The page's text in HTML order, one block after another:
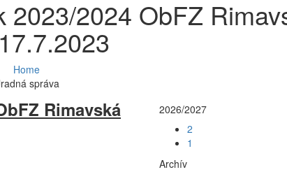
2024 ObFZ
Home
správa
Rimavská
2026/2027
2
1
Archív